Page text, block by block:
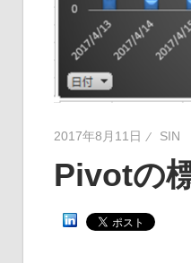
2017年8月11日 SIN
Pivotの